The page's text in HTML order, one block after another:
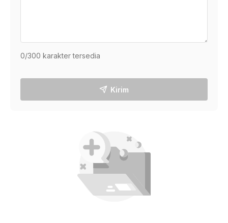
0/300 karakter tersedia
Kirim